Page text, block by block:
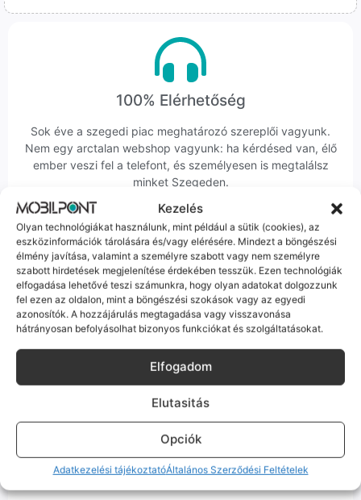
Kezelés
Olyan technológiákat használunk, mint például a sütik (cookies), az
eszközinformációk tárolására és/vagy elérésére. Mindezt a böngészési
élmény javítása, valamint a személyre szabott vagy nem személyre
szabott hirdetések megjelenítése érdekében tesszük. Ezen technológiák
elfogadása lehetővé teszi számunkra, hogy olyan adatokat dolgozzunk
fel ezen az oldalon, mint a böngészési szokások vagy az egyedi
azonosítók. A hozzájárulás megtagadása vagy visszavonása
hátrányosan befolyásolhat bizonyos funkciókat és szolgáltatásokat.
Elfogadom
Elutasitás
Opciók
Adatkezelési tájékoztatóÁltalános Szerződési Feltételek
100% Elérhetőség
Sok éve a szegedi piac meghatározó szereplői vagyunk.
Nem egy arctalan webshop vagyunk: ha kérdésed van, élő
ember veszi fel a telefont, és személyesen is megtalálsz
minket Szegeden.
Korrekt Ügyintézés
Hibázni emberi dolog, de a felelősségvállalás nálunk alap.
Ha ritkán előfordul egy hiba, nem kifogásokat keresünk,
hanem megoldást. Szakértő kollégáink azonnal kézbe
veszik az ügyedet.
Ingyenes Futár & Szerviz